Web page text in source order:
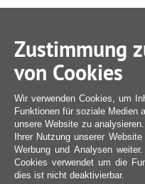
Zustimmung
von Cookies
Wir verwenden Cookies, um
Funktionen für soziale Medien
unsere Website zu
Ihrer Nutzung unserer
Werbung und Analysen
Cookies verwendet um die
dies ist nicht deaktivierbar.